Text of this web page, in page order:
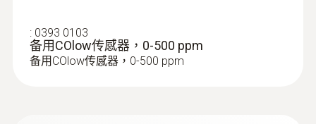
: 0393 0103
备用COlow传感器，0-500 ppm
备用COlow传感器，0-500 ppm